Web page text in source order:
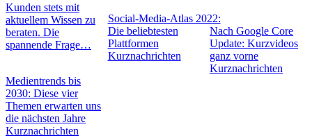
Kunden stets mit
aktuellem Wissen zu
beraten. Die
spannende Frage…
Medientrends bis
2030: Diese vier
Themen erwarten uns
die nächsten Jahre
Kurznachrichten
Social-Media-Atlas 2022:
Die beliebtesten
Plattformen
Kurznachrichten
Nach Google Core
Update: Kurzvideos
ganz vorne
Kurznachrichten